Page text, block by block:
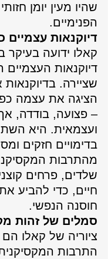
שהיו מעין יומן
הפנימיים.
דיוקנאות עצמיים
קאלו ידועה בעיקר
דיוקנאות העצמיים
שציירה.
הציגה את עצמה
– פצועה, בודדה,
ועצמאית. היא
בדימויים חזקים
מהתרבות
שלדים, פרחים
חיים, כדי להביע
חוסנה הנפשי.
סמלים של זהות
ציוריה של קאלו
התרבות